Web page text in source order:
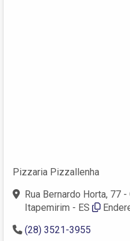
Pizzaria Pizzallenha
Rua Bernardo Horta, 77
Itapemirim - ES
(28) 3521-3955